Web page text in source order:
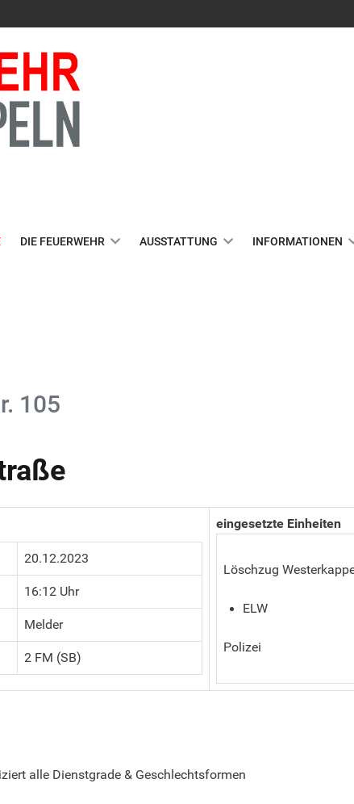
DIE FEUERWEHR AUSSTATTUNG INFORMATIONEN
105
20.12.2023
16:12 Uhr
Melder
2 FM (SB)
eingesetzte Einheiten
Löschzug
ELW
Polizei
alle Dienstgrade & Geschlechtsformen